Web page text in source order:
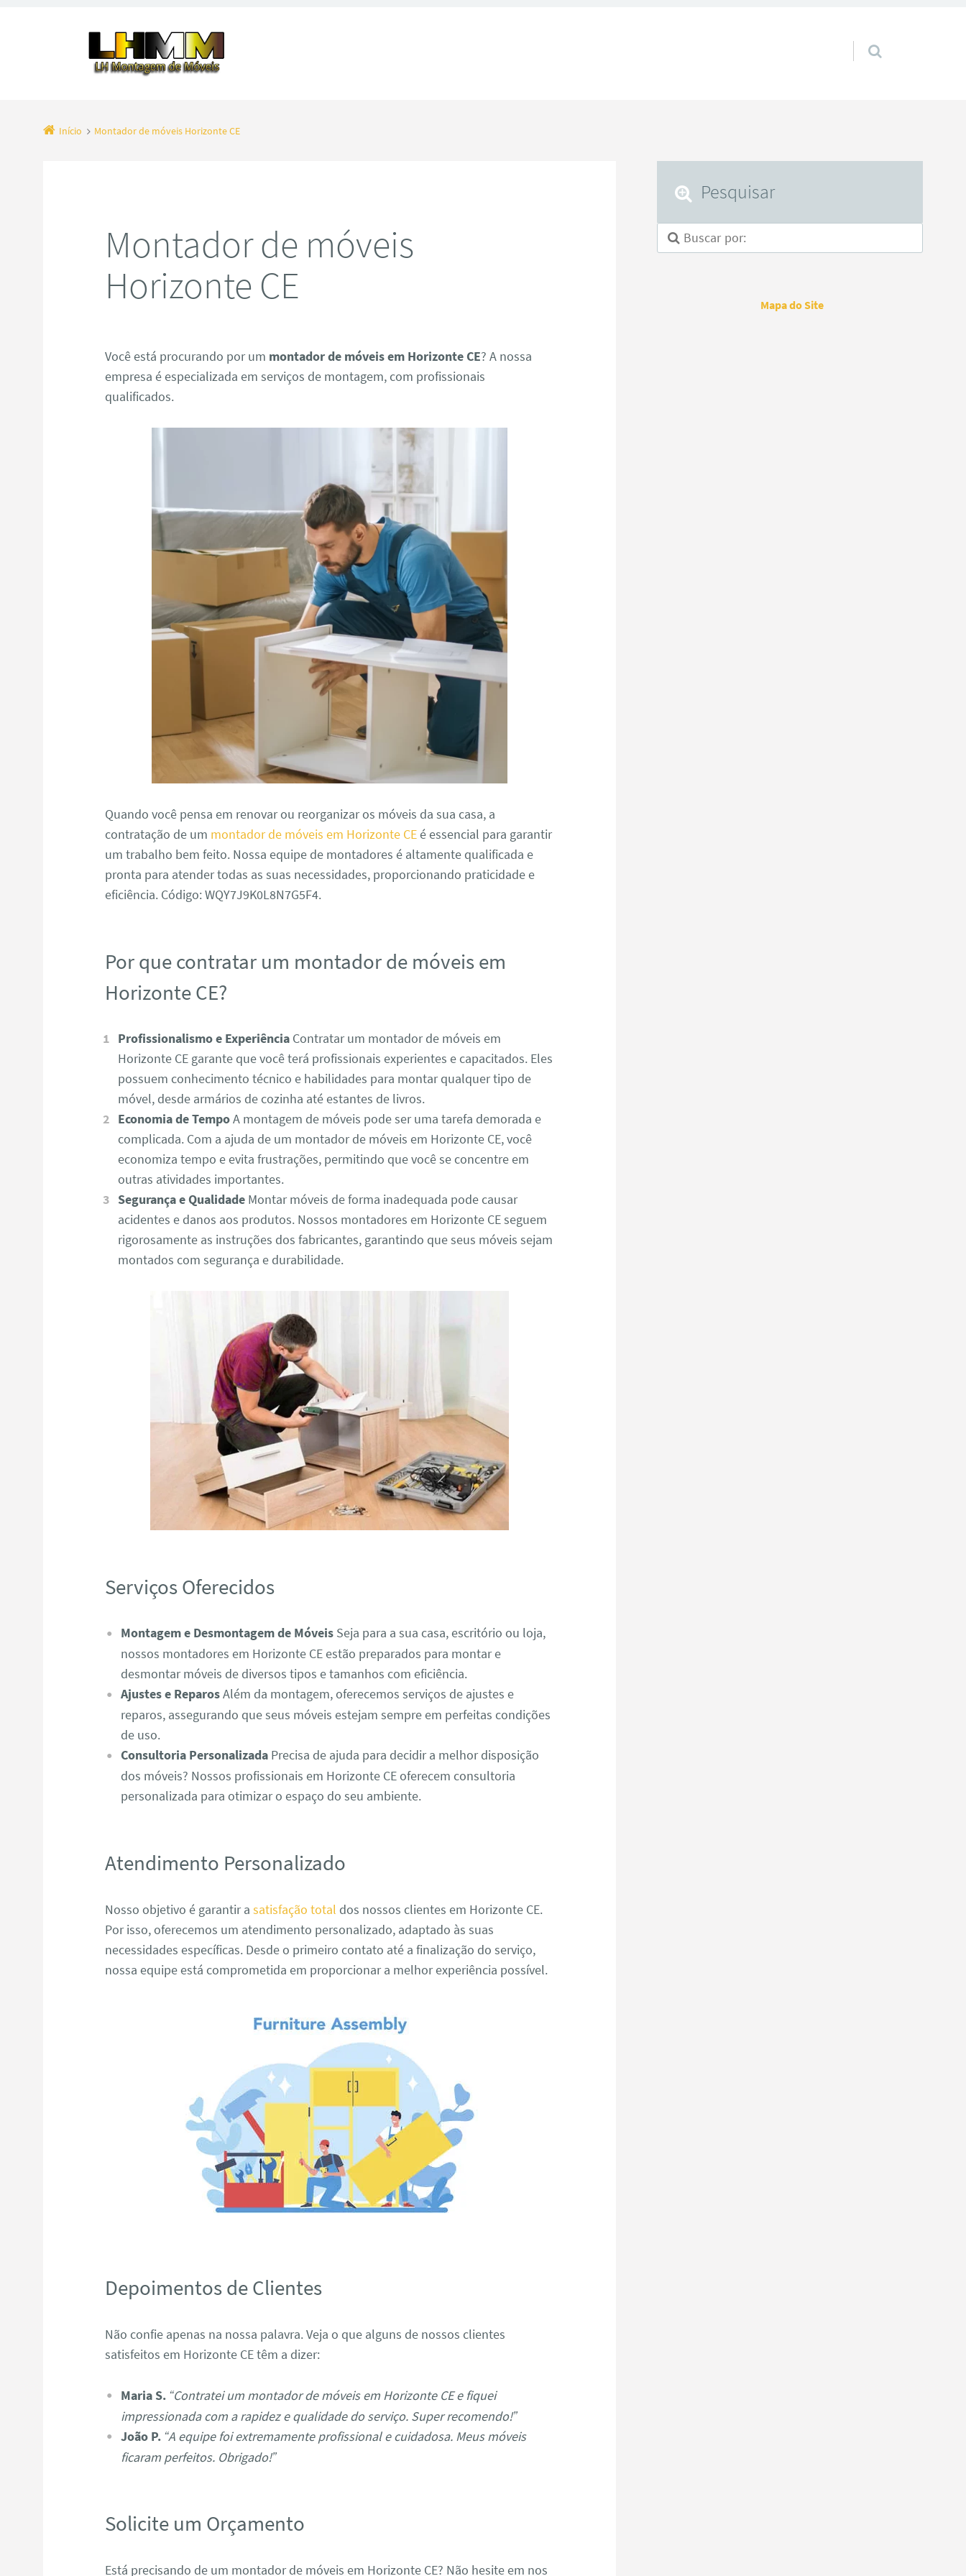
Pular para o conteúdo
Início Montador de móveis Horizonte CE
Montador de móveis
Horizonte CE
Você está procurando por um montador de móveis em Horizonte CE? A nossa
empresa é especializada em serviços de montagem, com profissionais
qualificados.
Quando você pensa em renovar ou reorganizar os móveis da sua casa, a
contratação de um montador de móveis em Horizonte CEé essencial para garantir
um trabalho bem feito. Nossa equipe de montadores é altamente qualificada e
pronta para atender todas as suas necessidades, proporcionando praticidade e
eficiência. Código: WQY7J9K0L8N7G5F4.
Por que contratar um montador de móveis em
Horizonte CE?
Profissionalismo e ExperiênciaContratar um montador de móveis em
Horizonte CE garante que você terá profissionais experientes e capacitados. Eles
possuem conhecimento técnico e habilidades para montar qualquer tipo de
móvel, desde armários de cozinha até estantes de livros.
Economia de TempoA montagem de móveis pode ser uma tarefa demorada e
complicada. Com a ajuda de um montador de móveis em Horizonte CE, você
economiza tempo e evita frustrações, permitindo que você se concentre em
outras atividades importantes.
Segurança e QualidadeMontar móveis de forma inadequada pode causar
acidentes e danos aos produtos. Nossos montadores em Horizonte CE seguem
rigorosamente as instruções dos fabricantes, garantindo que seus móveis sejam
montados com segurança e durabilidade.
Serviços Oferecidos
Montagem e Desmontagem de MóveisSeja para a sua casa, escritório ou loja,
nossos montadores em Horizonte CE estão preparados para montar e
desmontar móveis de diversos tipos e tamanhos com eficiência.
Ajustes e ReparosAlém da montagem, oferecemos serviços de ajustes e
reparos, assegurando que seus móveis estejam sempre em perfeitas condições
de uso.
Consultoria PersonalizadaPrecisa de ajuda para decidir a melhor disposição
dos móveis? Nossos profissionais em Horizonte CE oferecem consultoria
personalizada para otimizar o espaço do seu ambiente.
Atendimento Personalizado
Nosso objetivo é garantir asatisfação total dos nossos clientes em Horizonte CE.
Por isso, oferecemos um atendimento personalizado, adaptado às suas
necessidades específicas. Desde o primeiro contato até a finalização do serviço,
nossa equipe está comprometida em proporcionar a melhor experiência possível.
Depoimentos de Clientes
Não confie apenas na nossa palavra. Veja o que alguns de nossos clientes
satisfeitos em Horizonte CE têm a dizer:
Maria S. “Contratei um montador de móveis em Horizonte CE e fiquei
impressionada com a rapidez e qualidade do serviço. Super recomendo!”
João P. “A equipe foi extremamente profissional e cuidadosa. Meus móveis
ficaram perfeitos. Obrigado!”
Solicite um Orçamento
Está precisando de um montador de móveis em Horizonte CE? Não hesite em nos
Pesquisar
Mapa do Site